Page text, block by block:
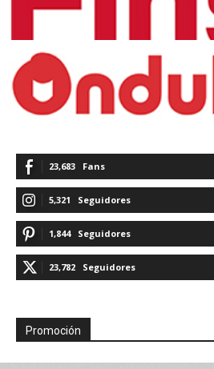
23,683 Fans
5,321 Seguidores
1,844 Seguidores
23,782 Seguidores
Promoción